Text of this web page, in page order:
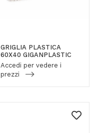
GRIGLIA PLASTICA
60X40 GIGANPLASTIC
Accedi per vedere i
prezzi